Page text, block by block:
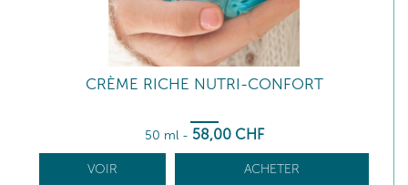
CRÈME RICHE NUTRI-CONFORT
50 ml - 58,00 CHF
VOIR ACHETER